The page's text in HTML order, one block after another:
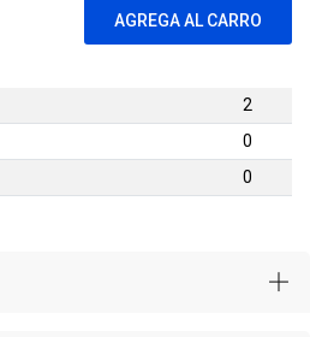
AGREGA AL CARRO
2
0
0